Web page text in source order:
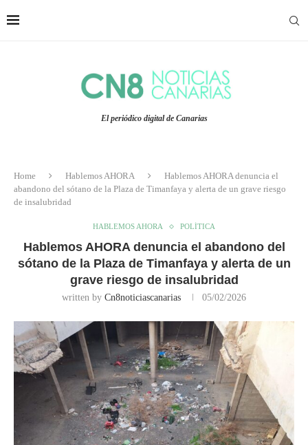
El periódico digital de Canarias
Home Hablemos AHORA
Hablemos AHORA denuncia el
abandono del sótano de la Plaza de Timanfaya y alerta de un grave riesgo
de insalubridad
HABLEMOS AHORA POLÍTICA
Hablemos AHORA denuncia el abandono del
sótano de la Plaza de Timanfaya y alerta de un
grave riesgo de insalubridad
written by Cn8noticiascanarias 05/02/2026